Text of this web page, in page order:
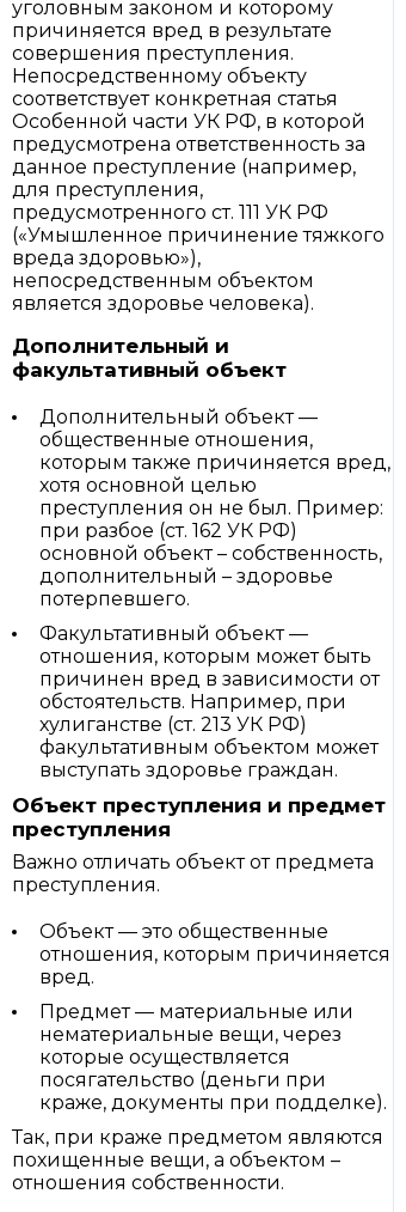
уголовным законом и которому
причиняется вред в результате
совершения преступления.
Непосредственному объекту
соответствует конкретная статья
Особенной части УК РФ, в которой
предусмотрена ответственность за
данное преступление (например,
для преступления,
предусмотренного ст. 111 УК РФ
(«Умышленное причинение тяжкого
вреда здоровью»),
непосредственным объектом
является здоровье человека).
Дополнительный и
факультативный объект
Дополнительный объект —
общественные отношения,
которым также причиняется вред,
хотя основной целью
преступления он не был. Пример:
при разбое (ст. 162 УК РФ)
основной объект – собственность,
дополнительный – здоровье
потерпевшего.
Факультативный объект —
отношения, которым может быть
причинен вред в зависимости от
обстоятельств. Например, при
хулиганстве (ст. 213 УК РФ)
факультативным объектом может
выступать здоровье граждан.
Объект преступления и предмет
преступления
Важно отличать объект от предмета
преступления.
Объект — это общественные
отношения, которым причиняется
вред.
Предмет — материальные или
нематериальные вещи, через
которые осуществляется
посягательство (деньги при
краже, документы при подделке).
Так, при краже предметом являются
похищенные вещи, а объектом –
отношения собственности.